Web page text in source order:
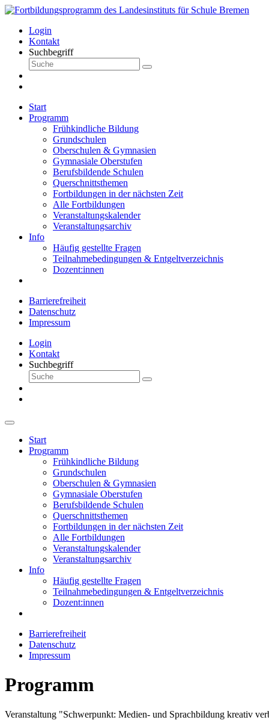
Login
Kontakt
Suchbegriff
Start
Programm
Frühkindliche Bildung
Grundschulen
Oberschulen & Gymnasien
Gymnasiale Oberstufen
Berufsbildende Schulen
Querschnittsthemen
Fortbildungen in der nächsten Zeit
Alle Fortbildungen
Veranstaltungskalender
Veranstaltungsarchiv
Info
Häufig gestellte Fragen
Teilnahmebedingungen & Entgeltverzeichnis
Dozent:innen
Barrierefreiheit
Datenschutz
Impressum
Login
Kontakt
Suchbegriff
Start
Programm
Frühkindliche Bildung
Grundschulen
Oberschulen & Gymnasien
Gymnasiale Oberstufen
Berufsbildende Schulen
Querschnittsthemen
Fortbildungen in der nächsten Zeit
Alle Fortbildungen
Veranstaltungskalender
Veranstaltungsarchiv
Info
Häufig gestellte Fragen
Teilnahmebedingungen & Entgeltverzeichnis
Dozent:innen
Barrierefreiheit
Datenschutz
Impressum
Programm
Veranstaltung "Schwerpunkt: Medien- und Sprachbildung kreativ